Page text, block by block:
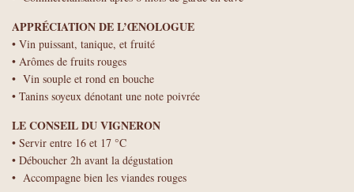
APPRÉCIATION DE L’ŒNOLOGUE
• Vin puissant, tanique, et fruité
• Arômes de fruits rouges
• Vin souple et rond en bouche
• Tanins soyeux dénotant une note poivrée
LE CONSEIL DU VIGNERON
• Servir entre 16 et 17 °C
• Déboucher 2h avant la dégustation
• Accompagne bien les viandes rouges